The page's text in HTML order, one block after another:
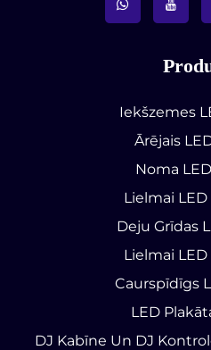
Iekšzemes
Ārējais
Noma
Lielmai
Deju Grīdas
Lielmai
Caurspīdīgs
LED
DJ Kabīne Un DJ